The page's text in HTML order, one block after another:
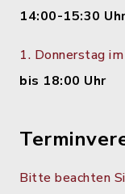
14:00-15:30
1. Donnerstag
bis 18:00 Uhr
Bitte beachten